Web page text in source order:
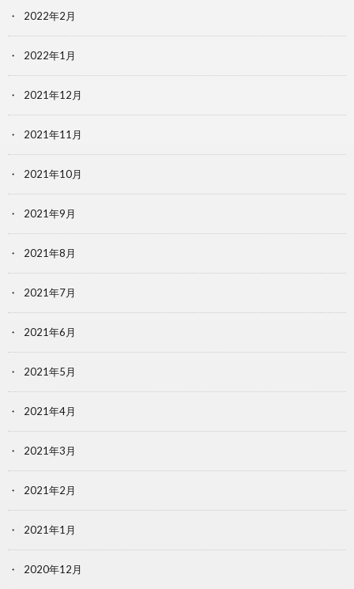
2022年2月
2022年1月
2021年12月
2021年11月
2021年10月
2021年9月
2021年8月
2021年7月
2021年6月
2021年5月
2021年4月
2021年3月
2021年2月
2021年1月
2020年12月